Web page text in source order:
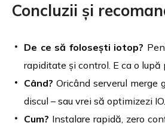
Concluzii și
De ce să folosești iotop?
rapiditate și control. E ca o lupă
Când? Oricând serverul merge
discul – sau vrei să optimizezi IO.
Cum? Instalare rapidă, zero